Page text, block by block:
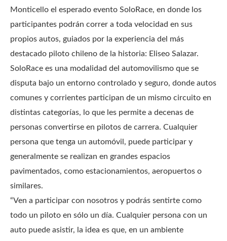
Monticello el esperado evento SoloRace, en donde los
participantes podrán correr a toda velocidad en sus
propios autos, guiados por la experiencia del más
destacado piloto chileno de la historia: Eliseo Salazar.
SoloRace es una modalidad del automovilismo que se
disputa bajo un entorno controlado y seguro, donde autos
comunes y corrientes participan de un mismo circuito en
distintas categorías, lo que les permite a decenas de
personas convertirse en pilotos de carrera. Cualquier
persona que tenga un automóvil, puede participar y
generalmente se realizan en grandes espacios
pavimentados, como estacionamientos, aeropuertos o
similares.
“Ven a participar con nosotros y podrás sentirte como
todo un piloto en sólo un día. Cualquier persona con un
auto puede asistir, la idea es que, en un ambiente